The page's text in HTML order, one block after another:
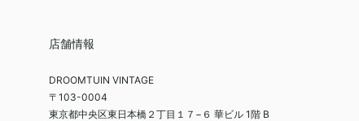
店舗情報
DROOMTUIN VINTAGE
〒103-0004
東京都中央区東日本橋２丁目１７−６ 華ビル 1階 B